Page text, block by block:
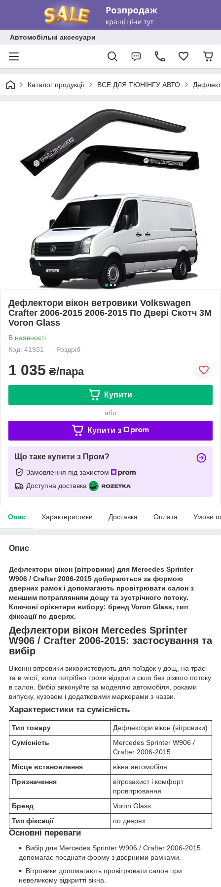
Автомобільні аксесуари
Каталог продукції ВСЕ ДЛЯ ТЮНІНГУ АВТО
Дефлектори вікон ветровики Volkswagen
Crafter 2006-2015 2006-2015 По Двері Скотч 3M
Voron Glass
В наявності
Код: 41931
Роздріб
1 035 ₴/пара
Купити
або
Купити з
Що таке купити з Пром?
Замовлення під захистом
Доступна доставка
Опис Характеристики Доставка Оплата Умови
Опис
Дефлектори вікон (вітровики) для Mercedes Sprinter
W906 / Crafter 2006-2015 добираються за формою
дверних рамок і допомагають провітрювати салон з
меншим потраплянням дощу та зустрічного потоку.
Ключові орієнтири вибору: бренд Voron Glass, тип
фіксації по дверях.
Дефлектори вікон Mercedes Sprinter
W906 / Crafter 2006-2015: застосування та
вибір
Віконні вітровики використовують для поїздок у дощ, на трасі
та в місті, коли потрібно трохи відкрити скло без різкого потоку
в салон. Вибір виконуйте за моделлю автомобіля, роками
випуску, кузовом і додатковими маркерами з назви.
Характеристики та сумісність
Тип товару
Дефлектори вікон (вітровики)
Сумісність
Mercedes Sprinter W906 /
Crafter 2006-2015
Місце встановлення
вікна автомобіля
Призначення
вітрозахист і комфорт
провітрювання
Бренд
Voron Glass
Тип фіксації
по дверях
Основні переваги
Вибір для Mercedes Sprinter W906 / Crafter 2006-2015
допомагає поєднати форму з дверними рамками.
Вітровики допомагають провітрювати салон при
невеликому відкритті вікна.